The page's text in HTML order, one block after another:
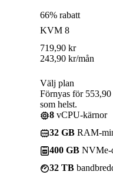
66% rabatt
KVM 8
719,90 kr
243,90 kr/mån
Välj plan
Förnyas för
som helst.
8 vCPU-kärnor
32 GB RAM-
400 GB NVMe-
32 TB